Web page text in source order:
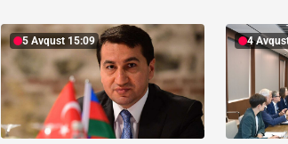
5 Avqust 15:09 4